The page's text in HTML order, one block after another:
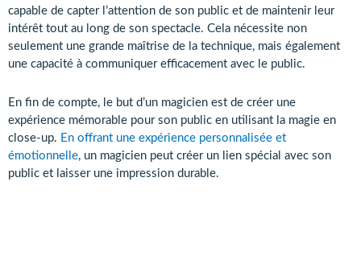
capable de capter l’attention de son public et de maintenir leur
intérêt tout au long de son spectacle. Cela nécessite non
seulement une grande maîtrise de la technique, mais également
une capacité à communiquer efficacement avec le public.
En fin de compte, le but d’un magicien est de créer une
expérience mémorable pour son public en utilisant la magie en
close-up. En offrant une expérience personnalisée et
émotionnelle, un magicien peut créer un lien spécial avec son
public et laisser une impression durable.